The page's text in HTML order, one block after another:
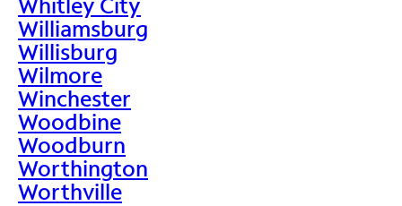
Williamsburg
Willisburg
Wilmore
Winchester
Woodbine
Woodburn
Worthington
Worthville